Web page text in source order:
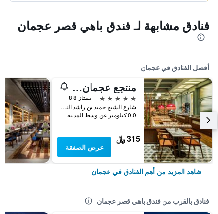
فنادق مشابهة لـ فندق باهي قصر عجمان
أفضل الفنادق في عجمان
منتجع عجمان سراي، لاكشري كوليكشن، عجمان
5 نجوم
ممتاز 8.8
شارع الشيخ حميد بن راشد النعيمي ص.ب 8833, عجمان, الامارات العربية المتحدة
0.0 كيلومتر عن وسط المدينة
315 ﷼
عرض الصفقة
شاهد المزيد من أهم الفنادق في عجمان
فنادق بالقرب من فندق باهي قصر عجمان